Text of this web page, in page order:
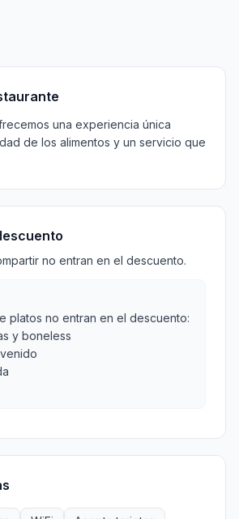
una experiencia única
de los alimentos y un servicio que
no entran en el descuento.
platos no entran en el descuento:
y boneless